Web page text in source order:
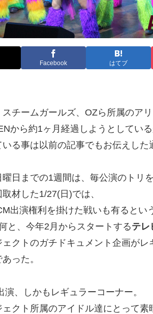
Facebook はてブ
チームガールズ、OZら所属のアリ
から約1ヶ月経過しようとしてい
る事は以前の記事でもお伝えした
曜日までの1週間は、毎公演のトリ
材した1/27(日)では、
出演権利を掛けた戦いも有るとい
と、今年2月からスタートするテレ
ェクトのガチドキュメント企画が
った。
演、しかもレギュラーコーナー。
クト所属のアイドル達にとって素